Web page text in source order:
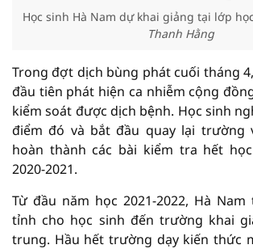
Học sinh Hà Nam dự khai giảng tại lớp
Thanh Hằng
Trong đợt dịch bùng phát cuối tháng
đầu tiên phát hiện ca nhiễm cộng
kiểm soát được dịch bệnh. Học sinh
điểm đó và bắt đầu quay lại trường
hoàn thành các bài kiểm tra hết
2020-2021.
Từ đầu năm học 2021-2022, Hà
tỉnh cho học sinh đến trường khai
trung. Hầu hết trường dạy kiến thức